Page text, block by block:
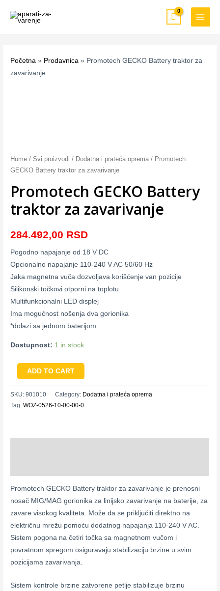
MAIN
Početna » Prodavnica » Promotech GECKO Battery traktor za
zavarivanje
Home / Svi proizvodi / Dodatna i prateća oprema / Promotech
GECKO Battery traktor za zavarivanje
Promotech GECKO Battery
traktor za zavarivanje
284.492,00 RSD
Pogodno napajanje od 18 V DC
Opcionalno napajanje 110-240 V AC 50/60 Hz
Jaka magnetna vuča dozvoljava korišćenje van pozicije
Silikonski točkovi otporni na toplotu
Multifunkcionalni LED displej
Ima mogućnost nošenja dva gorionika
*dolazi sa jednom baterijom
Dostupnost: 1 in stock
quantity
ADD TO CART
SKU:901010 Category: Dodatna i prateća oprema
Tag:WOZ-0526-10-00-00-0
Promotech GECKO Battery traktor za zavarivanje je prenosni
nosač MIG/MAG gorionika za linijsko zavarivanje na baterije, za
zavare visokog kvaliteta. Može da se priključiti direktno na
električnu mrežu pomoću dodatnog napajanja 110-240 V AC.
Sistem pogona na četiri točka sa magnetnom vučom i
povratnom spregom osiguravaju stabilizaciju brzine u svim
pozicijama zavarivanja.
Sistem kontrole brzine zatvorene petlje stabilizuje brzinu